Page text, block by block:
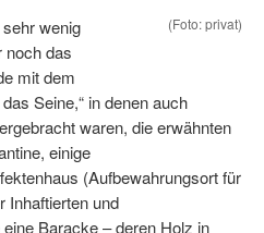
(Foto: privat)
wenig
noch das
mit dem
Seine,“ in denen auch
waren, die erwähnten
einige
(Aufbewahrungsort für
Inhaftierten und
Baracke – deren Holz in